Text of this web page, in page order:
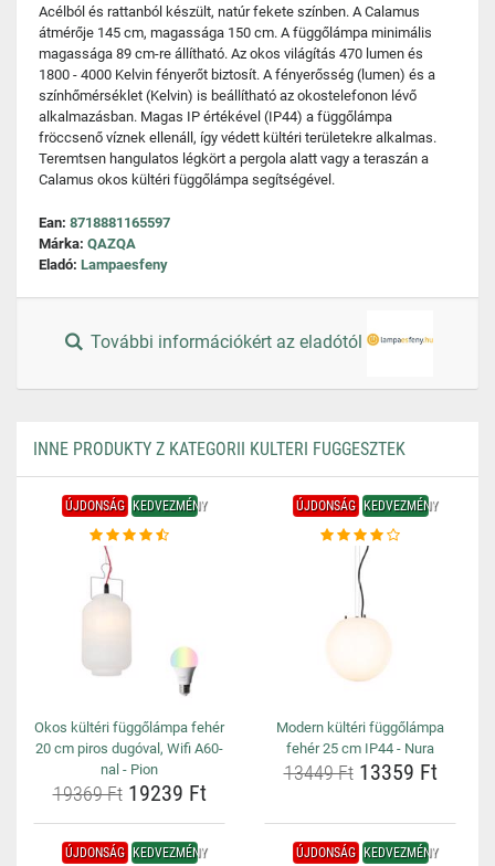
Acélból és rattanból készült, natúr fekete színben. A Calamus
átmérője 145 cm, magassága 150 cm. A függőlámpa minimális
magassága 89 cm-re állítható. Az okos világítás 470 lumen és
1800 - 4000 Kelvin fényerőt biztosít. A fényerősség (lumen) és a
színhőmérséklet (Kelvin) is beállítható az okostelefonon lévő
alkalmazásban. Magas IP értékével (IP44) a függőlámpa
fröccsenő víznek ellenáll, így védett kültéri területekre alkalmas.
Teremtsen hangulatos légkört a pergola alatt vagy a teraszán a
Calamus okos kültéri függőlámpa segítségével.
Ean: 8718881165597
Márka: QAZQA
Eladó: Lampaesfeny
További információkért az eladótól
INNE PRODUKTY Z KATEGORII KULTERI FUGGESZTEK
ÚJDONSÁG KEDVEZMÉNY
Okos kültéri függőlámpa fehér
20 cm piros dugóval, Wifi A60-
nal - Pion
19369 Ft19239 Ft
ÚJDONSÁG KEDVEZMÉNY
Modern kültéri függőlámpa
fehér 25 cm IP44 - Nura
13449 Ft13359 Ft
ÚJDONSÁG KEDVEZMÉNY ÚJDONSÁG KEDVEZMÉNY